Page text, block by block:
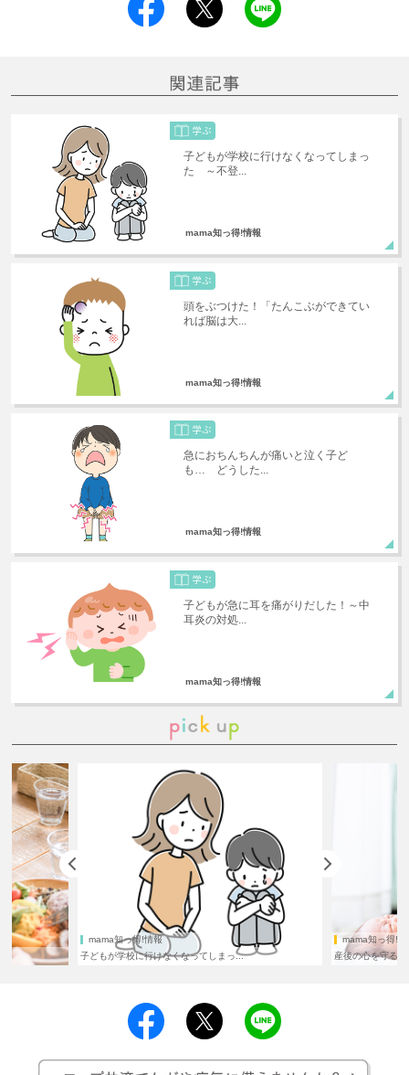
子どもが学校に行けなくなってしまっ
た ～不登...
mama知っ得!情報
頭をぶつけた！「たんこぶができてい
れば脳は大...
mama知っ得!情報
急におちんちんが痛いと泣く子ど
も… どうした...
mama知っ得!情報
子どもが急に耳を痛がりだした！～中
耳炎の対処...
mama知っ得!情報
知っ得!情報
が学校に行けなくなってしまっ...
mama知っ得!情報
産後の心を守るために！ 産後うつの...